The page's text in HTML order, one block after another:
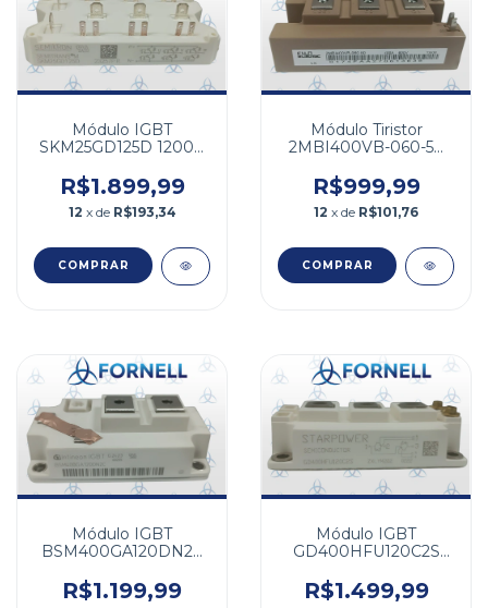
Módulo IGBT
SKM25GD125D 1200V
R$1.899,99
12 x de R$193,34
Módulo Tiristor
2MBI400VB-060-50
R$999,99
12 x de R$101,76
Módulo IGBT
BSM400GA120DN2C
R$1.199,99
Módulo IGBT
GD400HFU120C2S
R$1.499,99